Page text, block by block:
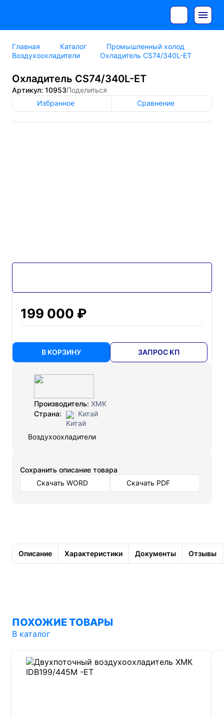
Главная Каталог
Промышленный холод
Воздухоохладители
Охладитель CS74/340L-ET
Охладитель CS74/340L-ET
Артикул: 10953Поделиться
Избранное
Сравнение
199 000 ₽
В КОРЗИНУ ЗАПРОС КП
Производитель: ХМК
Страна:
Китай
Воздухоохладители
Cохранить описание товара
Скачать WORD
Скачать PDF
Описание Характеристики Документы Отзывы
ПОХОЖИЕ ТОВАРЫ
В каталог